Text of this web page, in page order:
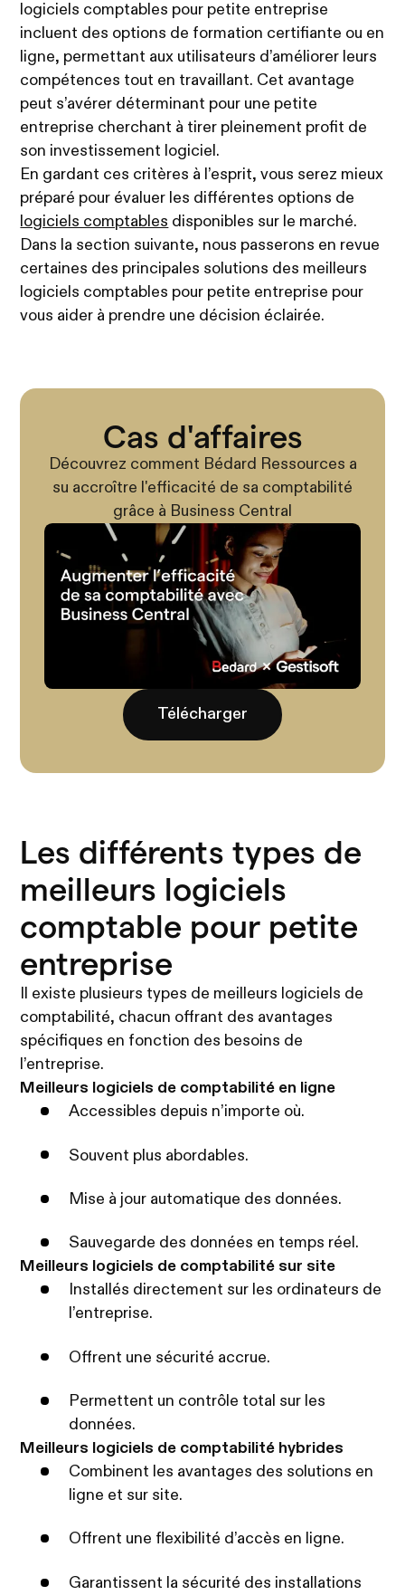
logiciels comptables pour petite entreprise
incluent des options de formation certifiante ou en
ligne, permettant aux utilisateurs d’améliorer leurs
compétences tout en travaillant. Cet avantage
peut s’avérer déterminant pour une petite
entreprise cherchant à tirer pleinement profit de
son investissement logiciel.
En gardant ces critères à l’esprit, vous serez mieux
préparé pour évaluer les différentes options de
logiciels comptables disponibles sur le marché.
Dans la section suivante, nous passerons en revue
certaines des principales solutions des meilleurs
logiciels comptables pour petite entreprise pour
vous aider à prendre une décision éclairée.
Cas d'affaires
Découvrez comment Bédard Ressources a
su accroître l'efficacité de sa comptabilité
grâce à Business Central
Télécharger
Les différents types de
meilleurs logiciels
comptable pour petite
entreprise
Il existe plusieurs types de meilleurs logiciels de
comptabilité, chacun offrant des avantages
spécifiques en fonction des besoins de
l’entreprise.
Meilleurs logiciels de comptabilité en ligne
Accessibles depuis n’importe où.
Souvent plus abordables.
Mise à jour automatique des données.
Sauvegarde des données en temps réel.
Meilleurs logiciels de comptabilité sur site
Installés directement sur les ordinateurs de
l’entreprise.
Offrent une sécurité accrue.
Permettent un contrôle total sur les
données.
Meilleurs logiciels de comptabilité hybrides
Combinent les avantages des solutions en
ligne et sur site.
Offrent une flexibilité d’accès en ligne.
Garantissent la sécurité des installations